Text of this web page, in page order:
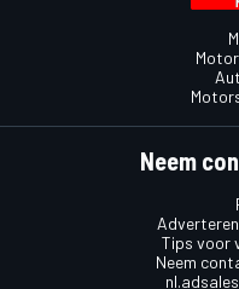
Neem
Tips voor
Neem